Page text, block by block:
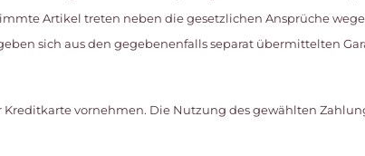
Artikel treten neben die gesetzlichen Ansprüche
sich aus den gegebenenfalls separat übermittelten
Kreditkarte vornehmen. Die Nutzung des gewählten